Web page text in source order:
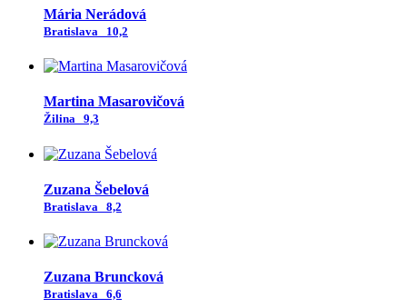
Mária Nerádová
Bratislava 10,2
Martina Masarovičová
Žilina 9,3
Zuzana Šebelová
Bratislava 8,2
Zuzana Bruncková
Bratislava 6,6